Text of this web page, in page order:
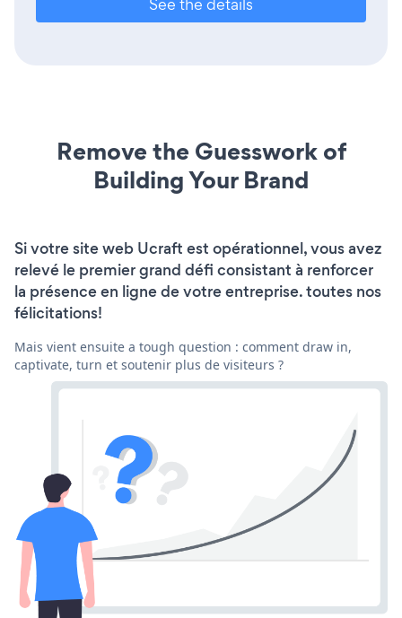
See the details
Remove the Guesswork of
Building Your Brand
Si votre site web Ucraft est opérationnel, vous avez
relevé le premier grand défi consistant à renforcer
la présence en ligne de votre entreprise. toutes nos
félicitations!
Mais vient ensuite a tough question : comment draw in,
captivate, turn et soutenir plus de visiteurs ?